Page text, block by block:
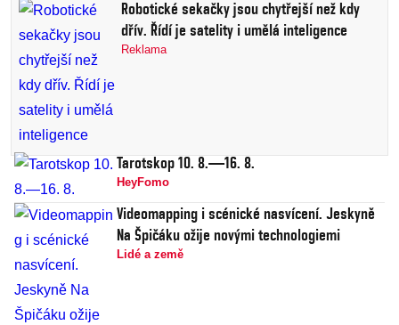
Robotické sekačky jsou chytřejší než kdy
dřív. Řídí je satelity i umělá inteligence
Reklama
Tarotskop 10. 8.—16. 8.
HeyFomo
Videomapping i scénické nasvícení. Jeskyně
Na Špičáku ožije novými technologiemi
Lidé a země